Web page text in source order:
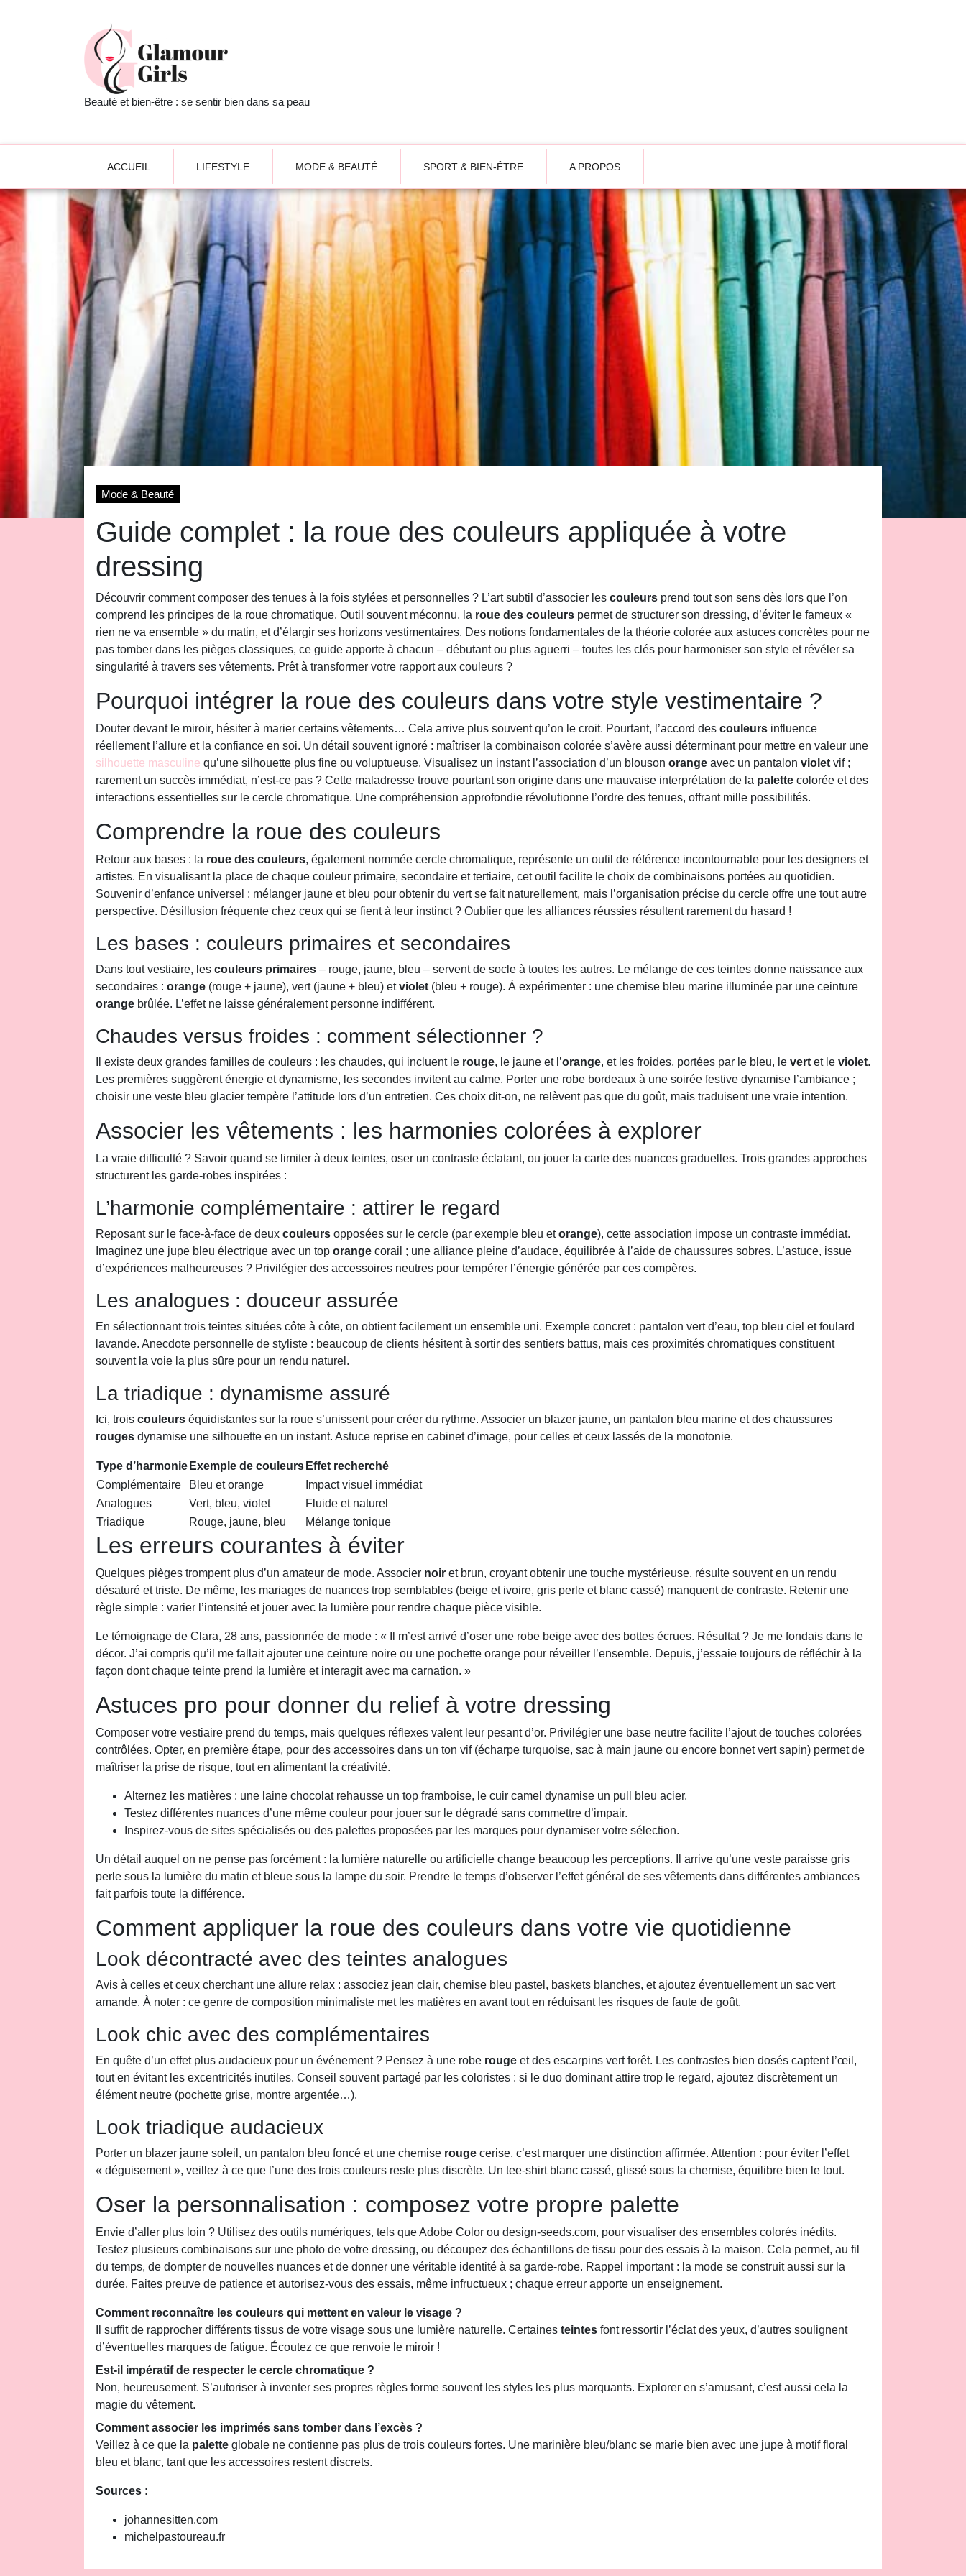
Beauté et bien-être : se sentir bien dans sa peau
ACCUEIL LIFESTYLE MODE & BEAUTÉ SPORT & BIEN-ÊTRE A PROPOS
Mode & Beauté
Guide complet : la roue des couleurs appliquée à votre
dressing
Découvrir comment composer des tenues à la fois stylées et personnelles ? L’art subtil d’associer les couleurs prend tout son sens dès lors que l’on
comprend les principes de la roue chromatique. Outil souvent méconnu, la roue des couleurs permet de structurer son dressing, d’éviter le fameux «
rien ne va ensemble » du matin, et d’élargir ses horizons vestimentaires. Des notions fondamentales de la théorie colorée aux astuces concrètes pour ne
pas tomber dans les pièges classiques, ce guide apporte à chacun – débutant ou plus aguerri – toutes les clés pour harmoniser son style et révéler sa
singularité à travers ses vêtements. Prêt à transformer votre rapport aux couleurs ?
Pourquoi intégrer la roue des couleurs dans votre style vestimentaire ?
Douter devant le miroir, hésiter à marier certains vêtements… Cela arrive plus souvent qu’on le croit. Pourtant, l’accord des couleurs influence
réellement l’allure et la confiance en soi. Un détail souvent ignoré : maîtriser la combinaison colorée s’avère aussi déterminant pour mettre en valeur une
silhouette masculine qu’une silhouette plus fine ou voluptueuse. Visualisez un instant l’association d’un blouson orange avec un pantalon violet vif ;
rarement un succès immédiat, n’est-ce pas ? Cette maladresse trouve pourtant son origine dans une mauvaise interprétation de la palette colorée et des
interactions essentielles sur le cercle chromatique. Une compréhension approfondie révolutionne l’ordre des tenues, offrant mille possibilités.
Comprendre la roue des couleurs
Retour aux bases : la roue des couleurs, également nommée cercle chromatique, représente un outil de référence incontournable pour les designers et
artistes. En visualisant la place de chaque couleur primaire, secondaire et tertiaire, cet outil facilite le choix de combinaisons portées au quotidien.
Souvenir d’enfance universel : mélanger jaune et bleu pour obtenir du vert se fait naturellement, mais l’organisation précise du cercle offre une tout autre
perspective. Désillusion fréquente chez ceux qui se fient à leur instinct ? Oublier que les alliances réussies résultent rarement du hasard !
Les bases : couleurs primaires et secondaires
Dans tout vestiaire, les couleurs primaires – rouge, jaune, bleu – servent de socle à toutes les autres. Le mélange de ces teintes donne naissance aux
secondaires : orange (rouge + jaune), vert (jaune + bleu) etviolet (bleu + rouge). À expérimenter : une chemise bleu marine illuminée par une ceinture
orange brûlée. L’effet ne laisse généralement personne indifférent.
Chaudes versus froides : comment sélectionner ?
Il existe deux grandes familles de couleurs : les chaudes, qui incluent le rouge, le jaune et l’orange, et les froides, portées par le bleu, le vert et le violet.
Les premières suggèrent énergie et dynamisme, les secondes invitent au calme. Porter une robe bordeaux à une soirée festive dynamise l’ambiance ;
choisir une veste bleu glacier tempère l’attitude lors d’un entretien. Ces choix dit-on, ne relèvent pas que du goût, mais traduisent une vraie intention.
Associer les vêtements : les harmonies colorées à explorer
La vraie difficulté ? Savoir quand se limiter à deux teintes, oser un contraste éclatant, ou jouer la carte des nuances graduelles. Trois grandes approches
structurent les garde-robes inspirées :
L’harmonie complémentaire : attirer le regard
Reposant sur le face-à-face de deux couleurs opposées sur le cercle (par exemple bleu etorange), cette association impose un contraste immédiat.
Imaginez une jupe bleu électrique avec un top orange corail ; une alliance pleine d’audace, équilibrée à l’aide de chaussures sobres. L’astuce, issue
d’expériences malheureuses ? Privilégier des accessoires neutres pour tempérer l’énergie générée par ces compères.
Les analogues : douceur assurée
En sélectionnant trois teintes situées côte à côte, on obtient facilement un ensemble uni. Exemple concret : pantalon vert d’eau, top bleu ciel et foulard
lavande. Anecdote personnelle de styliste : beaucoup de clients hésitent à sortir des sentiers battus, mais ces proximités chromatiques constituent
souvent la voie la plus sûre pour un rendu naturel.
La triadique : dynamisme assuré
Ici, trois couleurs équidistantes sur la roue s’unissent pour créer du rythme. Associer un blazer jaune, un pantalon bleu marine et des chaussures
rouges dynamise une silhouette en un instant. Astuce reprise en cabinet d’image, pour celles et ceux lassés de la monotonie.
Type d’harmonie Exemple de couleurs Effet recherché
Complémentaire
Bleu et orange
Impact visuel immédiat
Analogues
Vert, bleu, violet
Fluide et naturel
Triadique
Rouge, jaune, bleu Mélange tonique
Les erreurs courantes à éviter
Quelques pièges trompent plus d’un amateur de mode. Associer noir et brun, croyant obtenir une touche mystérieuse, résulte souvent en un rendu
désaturé et triste. De même, les mariages de nuances trop semblables (beige et ivoire, gris perle et blanc cassé) manquent de contraste. Retenir une
règle simple : varier l’intensité et jouer avec la lumière pour rendre chaque pièce visible.
Le témoignage de Clara, 28 ans, passionnée de mode : « Il m’est arrivé d’oser une robe beige avec des bottes écrues. Résultat ? Je me fondais dans le
décor. J’ai compris qu’il me fallait ajouter une ceinture noire ou une pochette orange pour réveiller l’ensemble. Depuis, j’essaie toujours de réfléchir à la
façon dont chaque teinte prend la lumière et interagit avec ma carnation. »
Astuces pro pour donner du relief à votre dressing
Composer votre vestiaire prend du temps, mais quelques réflexes valent leur pesant d’or. Privilégier une base neutre facilite l’ajout de touches colorées
contrôlées. Opter, en première étape, pour des accessoires dans un ton vif (écharpe turquoise, sac à main jaune ou encore bonnet vert sapin) permet de
maîtriser la prise de risque, tout en alimentant la créativité.
Alternez les matières : une laine chocolat rehausse un top framboise, le cuir camel dynamise un pull bleu acier.
Testez différentes nuances d’une même couleur pour jouer sur le dégradé sans commettre d’impair.
Inspirez-vous de sites spécialisés ou des palettes proposées par les marques pour dynamiser votre sélection.
Un détail auquel on ne pense pas forcément : la lumière naturelle ou artificielle change beaucoup les perceptions. Il arrive qu’une veste paraisse gris
perle sous la lumière du matin et bleue sous la lampe du soir. Prendre le temps d’observer l’effet général de ses vêtements dans différentes ambiances
fait parfois toute la différence.
Comment appliquer la roue des couleurs dans votre vie quotidienne
Look décontracté avec des teintes analogues
Avis à celles et ceux cherchant une allure relax : associez jean clair, chemise bleu pastel, baskets blanches, et ajoutez éventuellement un sac vert
amande. À noter : ce genre de composition minimaliste met les matières en avant tout en réduisant les risques de faute de goût.
Look chic avec des complémentaires
En quête d’un effet plus audacieux pour un événement ? Pensez à une robe rouge et des escarpins vert forêt. Les contrastes bien dosés captent l’œil,
tout en évitant les excentricités inutiles. Conseil souvent partagé par les coloristes : si le duo dominant attire trop le regard, ajoutez discrètement un
élément neutre (pochette grise, montre argentée…).
Look triadique audacieux
Porter un blazer jaune soleil, un pantalon bleu foncé et une chemise rouge cerise, c’est marquer une distinction affirmée. Attention : pour éviter l’effet
« déguisement », veillez à ce que l’une des trois couleurs reste plus discrète. Un tee-shirt blanc cassé, glissé sous la chemise, équilibre bien le tout.
Oser la personnalisation : composez votre propre palette
Envie d’aller plus loin ? Utilisez des outils numériques, tels que Adobe Color ou design-seeds.com, pour visualiser des ensembles colorés inédits.
Testez plusieurs combinaisons sur une photo de votre dressing, ou découpez des échantillons de tissu pour des essais à la maison. Cela permet, au fil
du temps, de dompter de nouvelles nuances et de donner une véritable identité à sa garde-robe. Rappel important : la mode se construit aussi sur la
durée. Faites preuve de patience et autorisez-vous des essais, même infructueux ; chaque erreur apporte un enseignement.
Comment reconnaître les couleurs qui mettent en valeur le visage ?
Il suffit de rapprocher différents tissus de votre visage sous une lumière naturelle. Certaines teintes font ressortir l’éclat des yeux, d’autres soulignent
d’éventuelles marques de fatigue. Écoutez ce que renvoie le miroir !
Est-il impératif de respecter le cercle chromatique ?
Non, heureusement. S’autoriser à inventer ses propres règles forme souvent les styles les plus marquants. Explorer en s’amusant, c’est aussi cela la
magie du vêtement.
Comment associer les imprimés sans tomber dans l’excès ?
Veillez à ce que la palette globale ne contienne pas plus de trois couleurs fortes. Une marinière bleu/blanc se marie bien avec une jupe à motif floral
bleu et blanc, tant que les accessoires restent discrets.
Sources :
johannesitten.com
michelpastoureau.fr